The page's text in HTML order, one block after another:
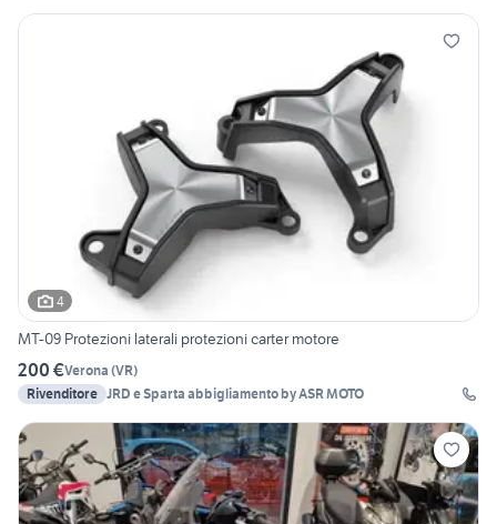
4
MT-09 Protezioni laterali protezioni carter motore
200 €Verona (VR)
Rivenditore JRD e Sparta abbigliamento by ASR MOTO